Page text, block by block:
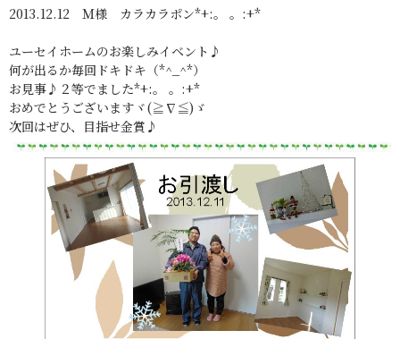
2013.12.12 Ｍ様 カラカラポン*+:。 。:+*
ユーセイホームのお楽しみイベント♪
何が出るか毎回ドキドキ（*^_^*）
お見事♪２等でました*+:。 。:+*
おめでとうございますヾ(≧∇≦)ゞ
次回はぜひ、目指せ金賞♪